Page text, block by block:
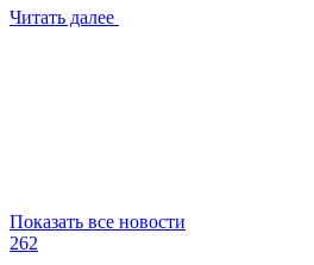
Читать далее
Показать все новости
262